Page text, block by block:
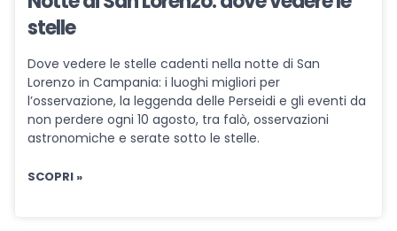
stelle
Dove vedere le stelle cadenti nella notte di San
Lorenzo in Campania: i luoghi migliori per
l’osservazione, la leggenda delle Perseidi e gli eventi da
non perdere ogni 10 agosto, tra falò, osservazioni
astronomiche e serate sotto le stelle.
SCOPRI »